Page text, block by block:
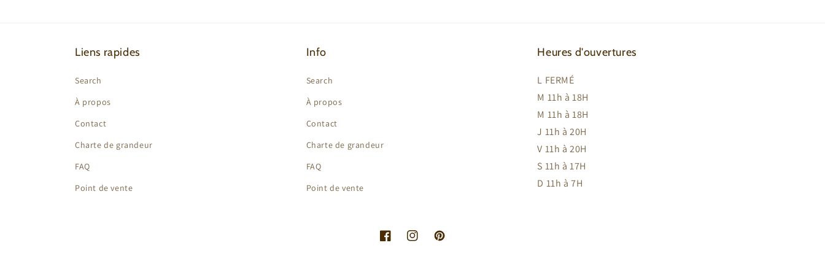
Liens rapides
Search
À propos
Contact
Charte de grandeur
FAQ
Point de vente
Info
Search
À propos
Contact
Charte de grandeur
FAQ
Point de vente
Heures d'ouvertures
L FERMÉ
M 11h à 18H
M 11h à 18H
J 11h à 20H
V 11h à 20H
S 11h à 17H
D 11h à 7H
FacebookInstagramPinterest